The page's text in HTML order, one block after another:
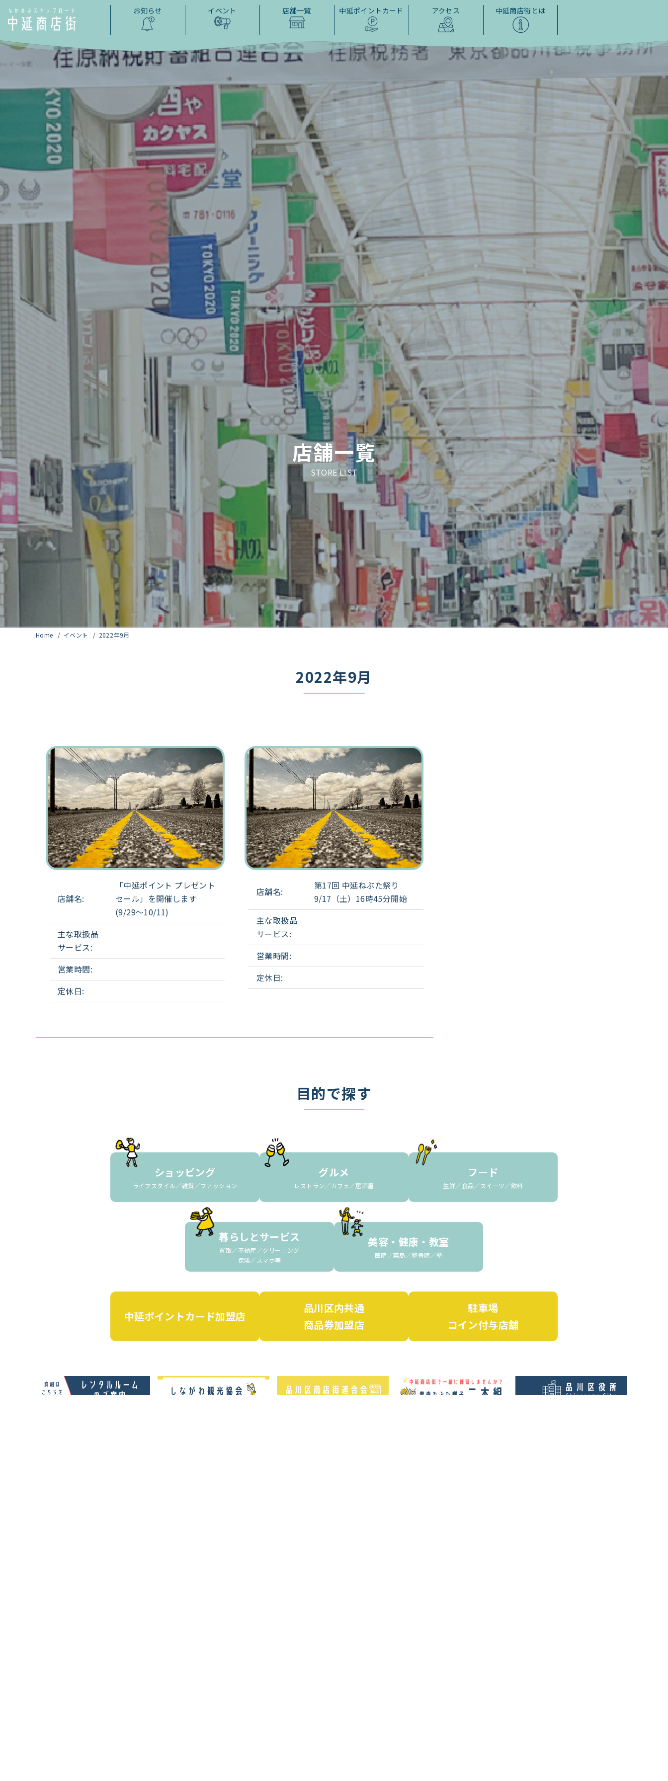
お知らせ イベント 店舗一覧 中延ポイントカード アクセス 中延商店街とは
店舗一覧
STORE LIST
Home イベント 2022年9月
2022年9月
店舗名:
「中延ポイント プレゼント
セール」を開催します
(9/29～10/11)
主な取扱品
サービス:
営業時間:
定休日:
店舗名:
第17回 中延ねぶた祭り
9/17（土）16時45分開始
主な取扱品
サービス:
営業時間:
定休日:
目的で探す
ショッピング
ライフスタイル／雑貨／ファッション
グルメ
レストラン／カフェ／居酒屋
フード
生鮮／食品／スイーツ／飲料
暮らしとサービス
買取／不動産／クリーニング
保険／スマホ等
美容・健康・教室
医院／薬局／整骨院／塾
中延ポイントカード加盟店
品川区内共通
商品券加盟店
駐車場
コイン付与店舗